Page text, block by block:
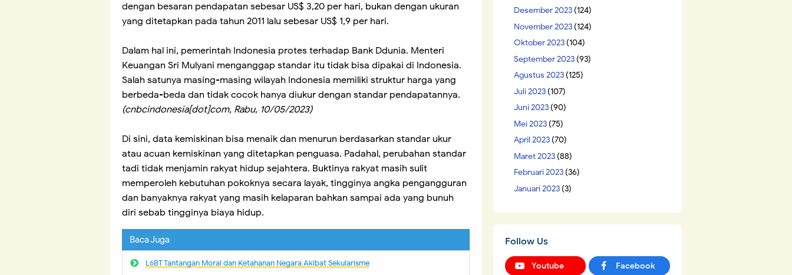
dengan besaran pendapatan sebesar US$ 3,20 per hari, bukan dengan ukuran
yang ditetapkan pada tahun 2011 lalu sebesar US$ 1,9 per hari.
Dalam hal ini, pemerintah Indonesia protes terhadap Bank Ddunia. Menteri
Keuangan Sri Mulyani menganggap standar itu tidak bisa dipakai di Indonesia.
Salah satunya masing-masing wilayah Indonesia memiliki struktur harga yang
berbeda-beda dan tidak cocok hanya diukur dengan standar pendapatannya.
(cnbcindonesia[dot]com, Rabu, 10/05/2023)
Di sini, data kemiskinan bisa menaik dan menurun berdasarkan standar ukur
atau acuan kemiskinan yang ditetapkan penguasa. Padahal, perubahan standar
tadi tidak menjamin rakyat hidup sejahtera. Buktinya rakyat masih sulit
memperoleh kebutuhan pokoknya secara layak, tingginya angka pengangguran
dan banyaknya rakyat yang masih kelaparan bahkan sampai ada yang bunuh
diri sebab tingginya biaya hidup.
Baca Juga
L6BT Tantangan Moral dan Ketahanan Negara Akibat Sekularisme
Desember 2023(124)
November 2023(124)
Oktober 2023(104)
September 2023(93)
Agustus 2023(125)
Juli 2023(107)
Juni 2023(90)
Mei 2023(75)
April 2023(70)
Maret 2023(88)
Februari 2023(36)
Januari 2023(3)
Follow Us
Youtube Facebook